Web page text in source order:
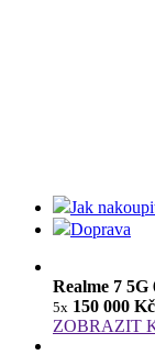
Jak
Doprava
Realme 7
5x 150 000 Kč
ZOBRAZIT